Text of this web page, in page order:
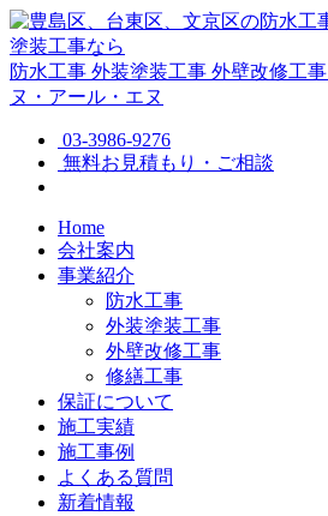
防水工事 外装塗装工事 外壁改修工事
ヌ・アール・エヌ
03-3986-9276
無料お見積もり・ご相談
Home
会社案内
事業紹介
防水工事
外装塗装工事
外壁改修工事
修繕工事
保証について
施工実績
施工事例
よくある質問
新着情報